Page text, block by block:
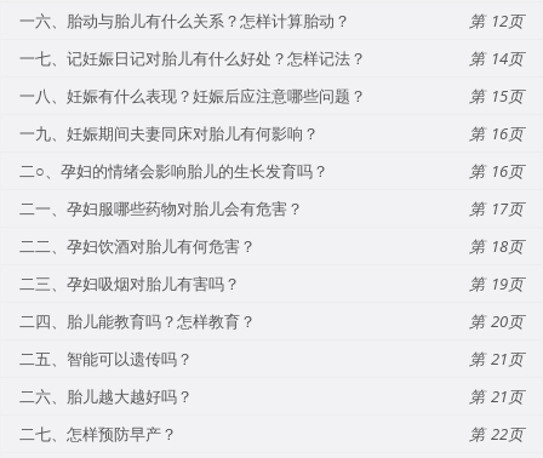
一六、胎动与胎儿有什么关系？怎样计算胎动？
12
一七、记妊娠日记对胎儿有什么好处？怎样记法？
14
一八、妊娠有什么表现？妊娠后应注意哪些问题？
15
一九、妊娠期间夫妻同床对胎儿有何影响？
16
二○、孕妇的情绪会影响胎儿的生长发育吗？
16
二一、孕妇服哪些药物对胎儿会有危害？
17
二二、孕妇饮酒对胎儿有何危害？
18
二三、孕妇吸烟对胎儿有害吗？
19
二四、胎儿能教育吗？怎样教育？
20
二五、智能可以遗传吗？
21
二六、胎儿越大越好吗？
21
二七、怎样预防早产？
22